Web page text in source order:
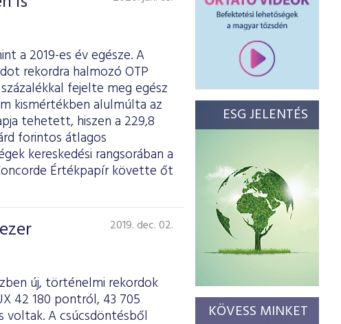
a 2019-es év egésze. A
rekordra halmozó OTP
fejelte meg egész
kismértékben alulmúlta az
tehetett, hiszen a 229,8
forintos átlagos
kereskedési rangsorában a
Értékpapír követte őt
2019. dec. 02.
új, történelmi rekordok
42 180 pontról, 43 705
A csúcsdöntésből
ESG JELENTÉS
KÖVESS MINKET